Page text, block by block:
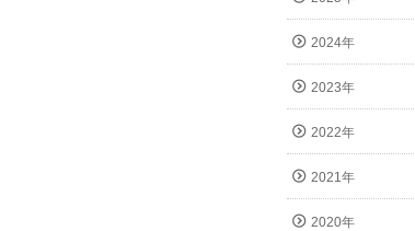
2024年
2023年
2022年
2021年
2020年